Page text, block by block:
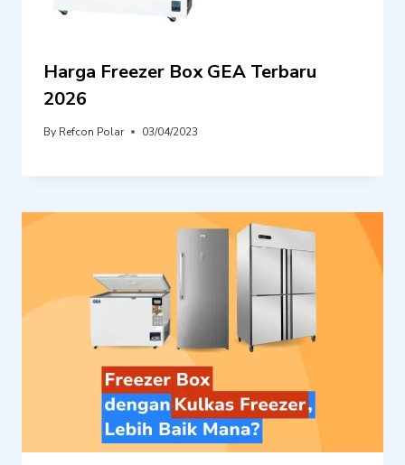
Harga Freezer Box GEA Terbaru
2026
By Refcon Polar 03/04/2023